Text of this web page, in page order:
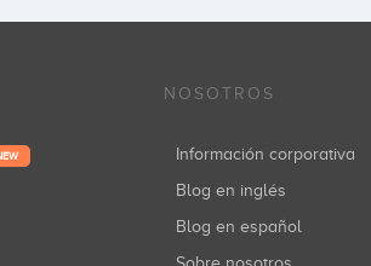
NOSOTROS
Información corporativa
Blog en inglés
Blog en español